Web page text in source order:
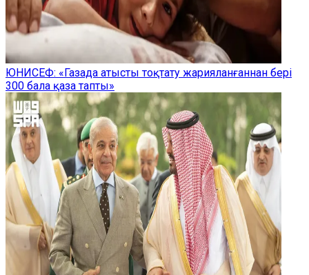
ЮНИСЕФ: «Газада атысты тоқтату жарияланғаннан бері
300 бала қаза тапты»